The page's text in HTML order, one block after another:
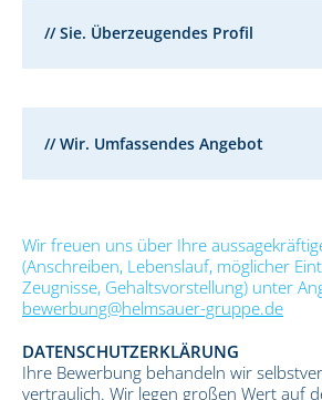
// Sie. Überzeugendes Profil
// Wir. Umfassendes Angebot
Wir freuen uns über Ihre
(Anschreiben, Lebenslauf, möglicher
Zeugnisse, Gehaltsvorstellung) unter
bewerbung@helmsauer-gruppe.de
DATENSCHUTZERKLÄRUNG
Ihre Bewerbung behandeln wir
vertraulich. Wir legen großen Wert auf